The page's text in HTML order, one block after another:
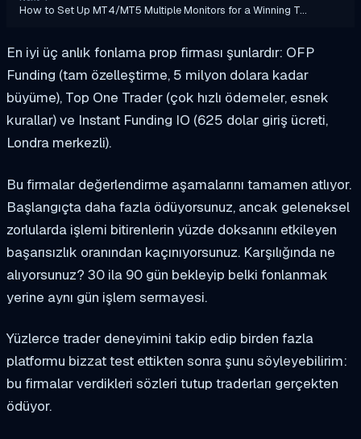
How to Set Up MT4/MT5 Multiple Monitors for a Winning T…
En iyi üç anlık fonlama prop firması şunlardır: OFP
Funding (tam özelleştirme, 5 milyon dolara kadar
büyüme), Top One Trader (çok hızlı ödemeler, esnek
kurallar) ve Instant Funding IO (625 dolar giriş ücreti,
Londra merkezli).
Bu firmalar değerlendirme aşamalarını tamamen atlıyor.
Başlangıçta daha fazla ödüyorsunuz, ancak geleneksel
zorlularda işlemi bitirenlerin yüzde doksanını etkileyen
başarısızlık oranından kaçınıyorsunuz. Karşılığında ne
alıyorsunuz? 30 ila 90 gün bekleyip belki fonlanmak
yerine aynı gün işlem sermayesi.
Yüzlerce trader deneyimini takip edip birden fazla
platformu bizzat test ettikten sonra şunu söyleyebilirim:
bu firmalar verdikleri sözleri tutup traderları gerçekten
ödüyor.